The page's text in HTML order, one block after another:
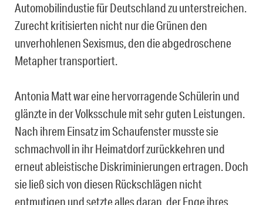
Automobilindustie für Deutschland zu unterstreichen.
Zurecht kritisierten nicht nur die Grünen den
unverhohlenen Sexismus, den die abgedroschene
Metapher transportiert.
Antonia Matt war eine hervorragende Schülerin und
glänzte in der Volksschule mit sehr guten Leistungen.
Nach ihrem Einsatz im Schaufenster musste sie
schmachvoll in ihr Heimatdorf zurückkehren und
erneut ableistische Diskriminierungen ertragen. Doch
sie ließ sich von diesen Rückschlägen nicht
entmutigen und setzte alles daran, der Enge ihres